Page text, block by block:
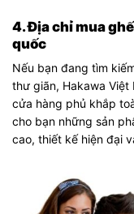
4. Địa chỉ mua
quốc
Nếu bạn đang tìm
thư giãn, Hakawa Việt
cửa hàng phủ khắp
cho bạn những sản
cao, thiết kế hiện đại